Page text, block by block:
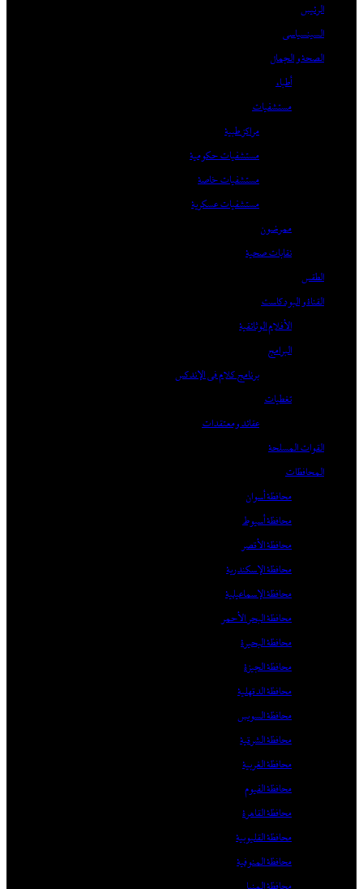
الرئيس
السينسياسي
الصحة و الجمال
أطباء
مستشفيات
مراكز طبية
مستشفيات حكومية
مستشفيات خاصة
مستشفيات عسكرية
ممرضون
نقابات صحية
الطقس
القناة و البودكاست
الأفلام الوثائقية
البرامج
برنامج كلام في الإندكس
تغطيات
عقائد ومعتقدات
القوات المسلحة
المحافظات
محافظة أسوان
محافظة أسيوط
محافظة الأقصر
محافظة الإسكندرية
محافظة الإسماعيلية
محافظة البحر الأحمر
محافظة البحيرة
محافظة الجيزة
محافظة الدقهلية
محافظة السويس
محافظة الشرقية
محافظة الغربية
محافظة الفيوم
محافظة القاهرة
محافظة القليوبية
محافظة المنوفية